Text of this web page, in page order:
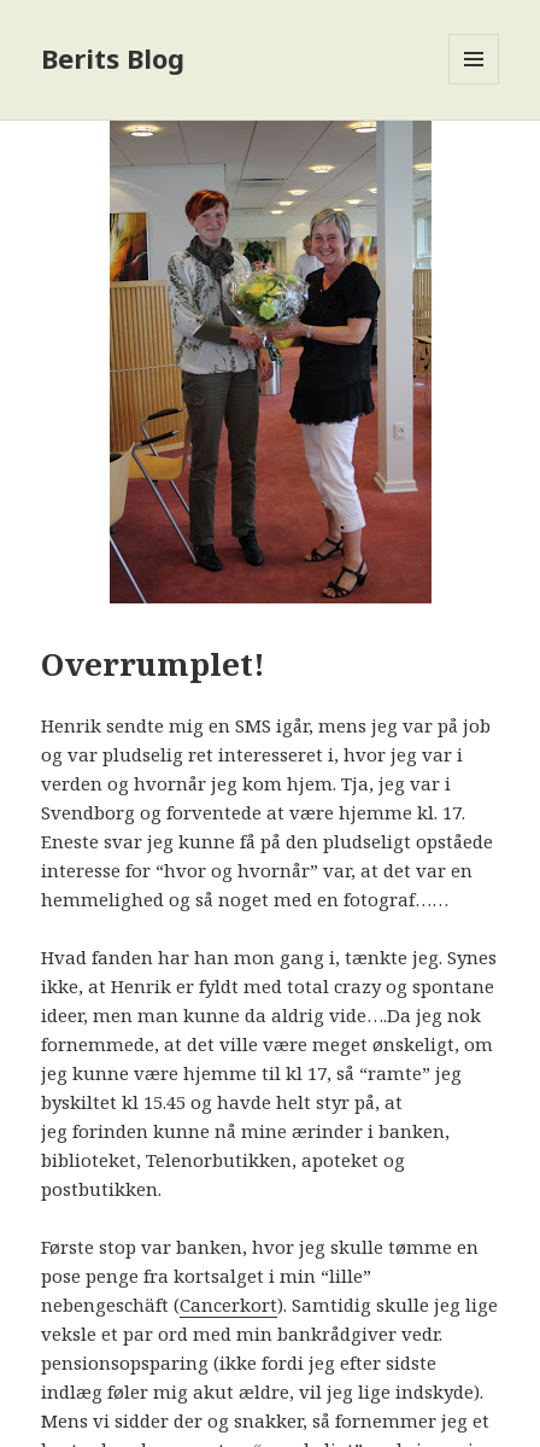
Berits Blog
Overrumplet!
Henrik sendte mig en SMS igår, mens jeg var på job
og var pludselig ret interesseret i, hvor jeg var i
verden og hvornår jeg kom hjem. Tja, jeg var i
Svendborg og forventede at være hjemme kl. 17.
Eneste svar jeg kunne få på den pludseligt opståede
interesse for “hvor og hvornår” var, at det var en
hemmelighed og så noget med en fotograf……
Hvad fanden har han mon gang i, tænkte jeg. Synes
ikke, at Henrik er fyldt med total crazy og spontane
ideer, men man kunne da aldrig vide….Da jeg nok
fornemmede, at det ville være meget ønskeligt, om
jeg kunne være hjemme til kl 17, så “ramte” jeg
byskiltet kl 15.45 og havde helt styr på, at
jeg forinden kunne nå mine ærinder i banken,
biblioteket, Telenorbutikken, apoteket og
postbutikken.
Første stop var banken, hvor jeg skulle tømme en
pose penge fra kortsalget i min “lille”
nebengeschäft (Cancerkort). Samtidig skulle jeg lige
veksle et par ord med min bankrådgiver vedr.
pensionsopsparing (ikke fordi jeg efter sidste
indlæg føler mig akut ældre, vil jeg lige indskyde).
Mens vi sidder der og snakker, så fornemmer jeg et